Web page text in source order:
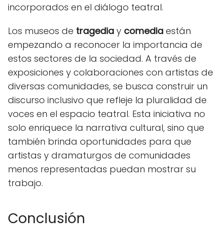
incorporados en el diálogo teatral.
Los museos de tragedia y comedia están
empezando a reconocer la importancia de
estos sectores de la sociedad. A través de
exposiciones y colaboraciones con artistas de
diversas comunidades, se busca construir un
discurso inclusivo que refleje la pluralidad de
voces en el espacio teatral. Esta iniciativa no
solo enriquece la narrativa cultural, sino que
también brinda oportunidades para que
artistas y dramaturgos de comunidades
menos representadas puedan mostrar su
trabajo.
Conclusión